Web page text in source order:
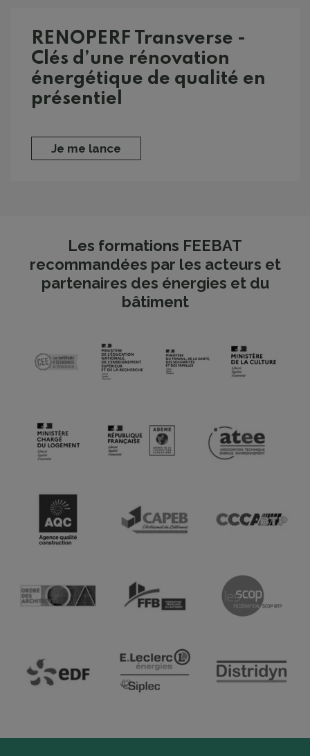
RENOPERF Transverse -
Clés d’une rénovation
énergétique de qualité en
présentiel
Je me lance
Les formations FEEBAT
recommandées par les acteurs et
partenaires des énergies et du
bâtiment